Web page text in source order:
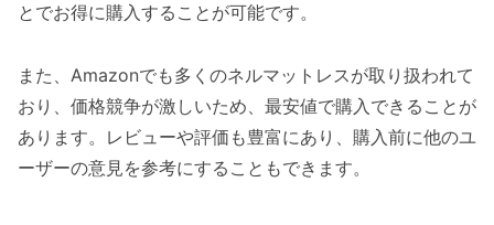
とでお得に購入することが可能です。
また、Amazonでも多くのネルマットレスが取り扱われて
おり、価格競争が激しいため、最安値で購入できることが
あります。レビューや評価も豊富にあり、購入前に他のユ
ーザーの意見を参考にすることもできます。